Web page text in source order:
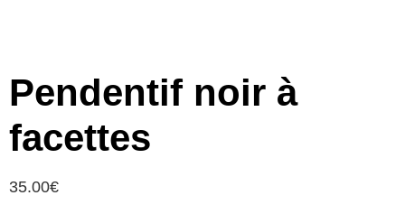
Pendentif noir à
facettes
35.00€